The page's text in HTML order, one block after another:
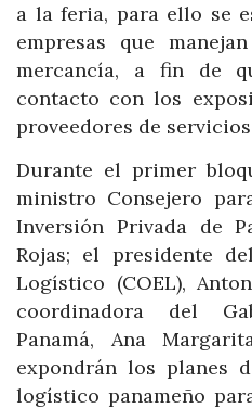
a la feria, para ello se
empresas que
mercancía, a fin de
contacto con los
proveedores de
Durante el primer
ministro Consejero
Inversión Privada de
Rojas; el presidente
Logístico (COEL),
coordinadora del
Panamá, Ana
expondrán los planes
logístico panameño